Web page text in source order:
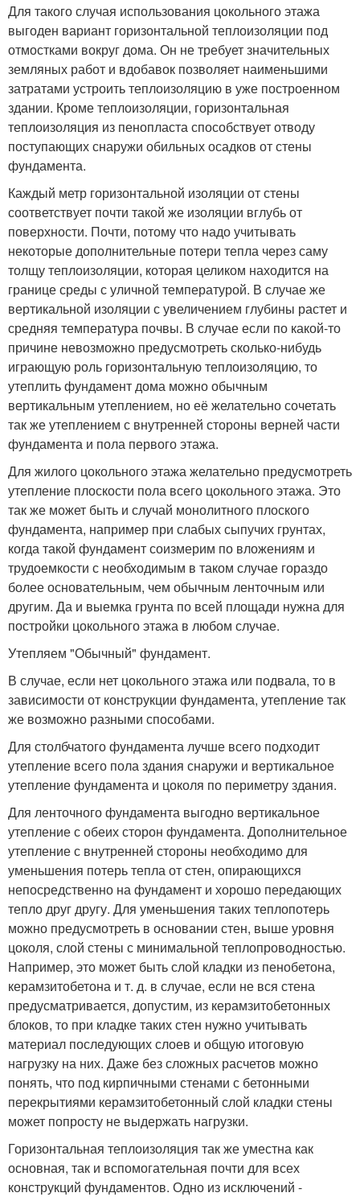
Для такого случая использования цокольного этажа
выгоден вариант горизонтальной теплоизоляции под
отмостками вокруг дома. Он не требует значительных
земляных работ и вдобавок позволяет наименьшими
затратами устроить теплоизоляцию в уже построенном
здании. Кроме теплоизоляции, горизонтальная
теплоизоляция из пенопласта способствует отводу
поступающих снаружи обильных осадков от стены
фундамента.
Каждый метр горизонтальной изоляции от стены
соответствует почти такой же изоляции вглубь от
поверхности. Почти, потому что надо учитывать
некоторые дополнительные потери тепла через саму
толщу теплоизоляции, которая целиком находится на
границе среды с уличной температурой. В случае же
вертикальной изоляции с увеличением глубины растет и
средняя температура почвы. В случае если по какой-то
причине невозможно предусмотреть сколько-нибудь
играющую роль горизонтальную теплоизоляцию, то
утеплить фундамент дома можно обычным
вертикальным утеплением, но её желательно сочетать
так же утеплением с внутренней стороны верней части
фундамента и пола первого этажа.
Для жилого цокольного этажа желательно предусмотреть
утепление плоскости пола всего цокольного этажа. Это
так же может быть и случай монолитного плоского
фундамента, например при слабых сыпучих грунтах,
когда такой фундамент соизмерим по вложениям и
трудоемкости с необходимым в таком случае гораздо
более основательным, чем обычным ленточным или
другим. Да и выемка грунта по всей площади нужна для
постройки цокольного этажа в любом случае.
Утепляем "Обычный" фундамент.
В случае, если нет цокольного этажа или подвала, то в
зависимости от конструкции фундамента, утепление так
же возможно разными способами.
Для столбчатого фундамента лучше всего подходит
утепление всего пола здания снаружи и вертикальное
утепление фундамента и цоколя по периметру здания.
Для ленточного фундамента выгодно вертикальное
утепление с обеих сторон фундамента. Дополнительное
утепление с внутренней стороны необходимо для
уменьшения потерь тепла от стен, опирающихся
непосредственно на фундамент и хорошо передающих
тепло друг другу. Для уменьшения таких теплопотерь
можно предусмотреть в основании стен, выше уровня
цоколя, слой стены с минимальной теплопроводностью.
Например, это может быть слой кладки из пенобетона,
керамзитобетона и т. д. в случае, если не вся стена
предусматривается, допустим, из керамзитобетонных
блоков, то при кладке таких стен нужно учитывать
материал последующих слоев и общую итоговую
нагрузку на них. Даже без сложных расчетов можно
понять, что под кирпичными стенами с бетонными
перекрытиями керамзитобетонный слой кладки стены
может попросту не выдержать нагрузки.
Горизонтальная теплоизоляция так же уместна как
основная, так и вспомогательная почти для всех
конструкций фундаментов. Одно из исключений -